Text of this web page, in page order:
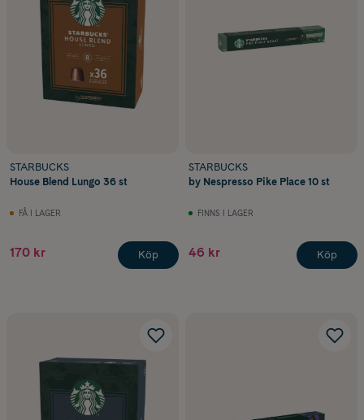
STARBUCKS
House Blend Lungo 36 st
FÅ I LAGER
170 kr Köp
STARBUCKS
by Nespresso Pike Place 10 st
FINNS I LAGER
46 kr Köp